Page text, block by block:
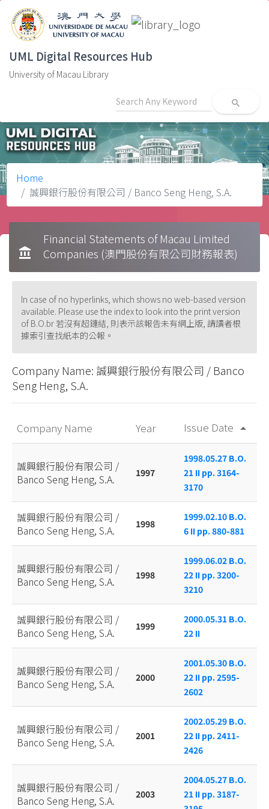
UML Digital Resources Hub
University of Macau Library
search
Home
誠興銀行股份有限公司 / Banco Seng Heng, S.A.
account_balance
Financial Statements of Macau Limited
Companies (澳門股份有限公司財務報表)
In case of no hyperlinks, which shows no web-based version
available. Please use the index to look into the print version
of B.O.br 若沒有超鏈結, 則表示該報告未有網上版, 請讀者根
據索引查找紙本的公報。
Company Name: 誠興銀行股份有限公司 / Banco
Seng Heng, S.A.
Company Name Year Issue Date arrow_drop_up
誠興銀行股份有限公司 /
Banco Seng Heng, S.A.
1997
1998.05.27 B.O.
21 II pp. 3164-
3170
誠興銀行股份有限公司 /
Banco Seng Heng, S.A.
1998
1999.02.10 B.O.
6 II pp. 880-881
誠興銀行股份有限公司 /
Banco Seng Heng, S.A.
1998
1999.06.02 B.O.
22 II pp. 3200-
3210
誠興銀行股份有限公司 /
Banco Seng Heng, S.A.
1999
2000.05.31 B.O.
22 II
誠興銀行股份有限公司 /
Banco Seng Heng, S.A.
2000
2001.05.30 B.O.
22 II pp. 2595-
2602
誠興銀行股份有限公司 /
Banco Seng Heng, S.A.
2001
2002.05.29 B.O.
22 II pp. 2411-
2426
誠興銀行股份有限公司 /
Banco Seng Heng, S.A.
2003
2004.05.27 B.O.
21 II pp. 3187-